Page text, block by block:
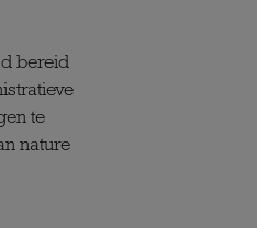
bereid
te
nature